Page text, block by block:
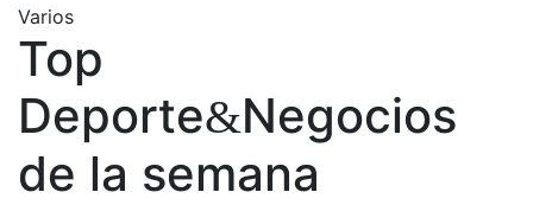
Varios
Top
Deporte&Negocios
de la semana